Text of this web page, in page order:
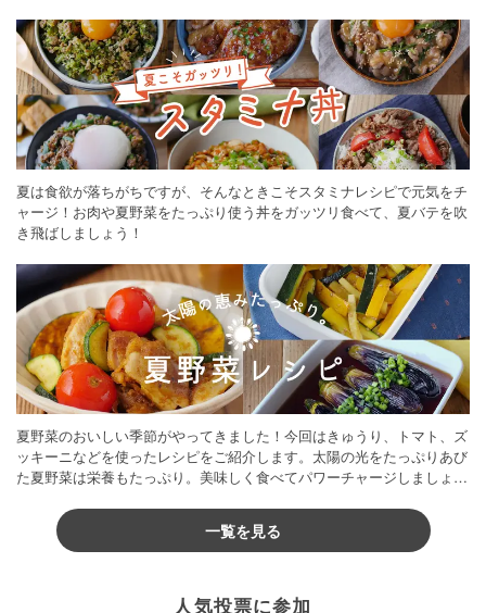
夏は食欲が落ちがちですが、そんなときこそスタミナレシピで元気をチ
ャージ！お肉や夏野菜をたっぷり使う丼をガッツリ食べて、夏バテを吹
き飛ばしましょう！
夏野菜のおいしい季節がやってきました！今回はきゅうり、トマト、ズ
ッキーニなどを使ったレシピをご紹介します。太陽の光をたっぷりあび
た夏野菜は栄養もたっぷり。美味しく食べてパワーチャージしましょう
一覧を見る
人気投票に参加